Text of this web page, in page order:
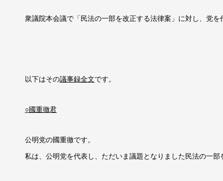
衆議院本会議で「民法の一部を改正する法律案」に対し、党
以下はその議事録全文です。
○國重徹君
公明党の國重徹です。
私は、公明党を代表し、ただいま議題となりました民法の一